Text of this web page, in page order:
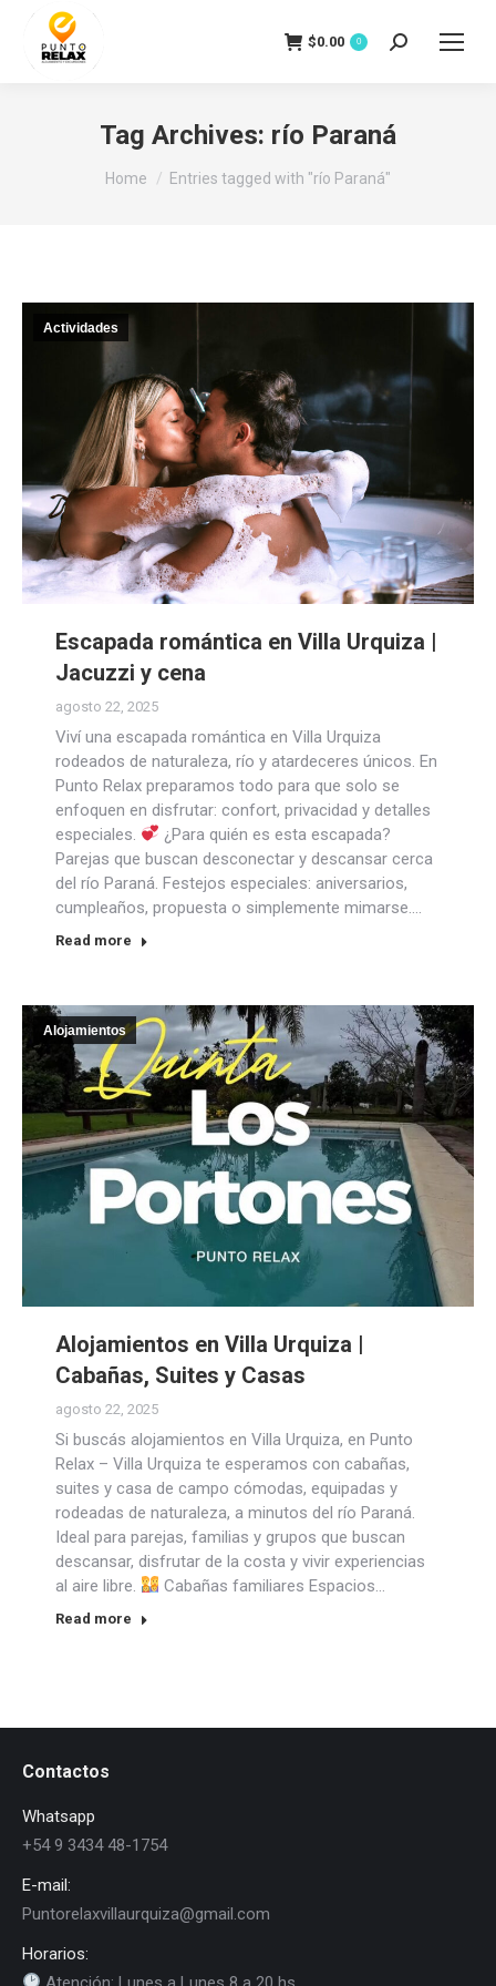
$0.00 0 Search:
Tag Archives: río Paraná
You are here:
Home Entries tagged with "río Paraná"
Actividades
Escapada romántica en Villa Urquiza |
Jacuzzi y cena
agosto 22, 2025
Viví una escapada romántica en Villa Urquiza
rodeados de naturaleza, río y atardeceres únicos. En
Punto Relax preparamos todo para que solo se
enfoquen en disfrutar: confort, privacidad y detalles
especiales.
¿Para quién es esta escapada?
Parejas que buscan desconectar y descansar cerca
del río Paraná. Festejos especiales: aniversarios,
cumpleaños, propuesta o simplemente mimarse.…
Read more
Alojamientos
Alojamientos en Villa Urquiza |
Cabañas, Suites y Casas
agosto 22, 2025
Si buscás alojamientos en Villa Urquiza, en Punto
Relax – Villa Urquiza te esperamos con cabañas,
suites y casa de campo cómodas, equipadas y
rodeadas de naturaleza, a minutos del río Paraná.
Ideal para parejas, familias y grupos que buscan
descansar, disfrutar de la costa y vivir experiencias
al aire libre.
Cabañas familiares Espacios…
Read more
Contactos
Whatsapp
+54 9 3434 48-1754
E-mail:
Puntorelaxvillaurquiza@gmail.com
Horarios: